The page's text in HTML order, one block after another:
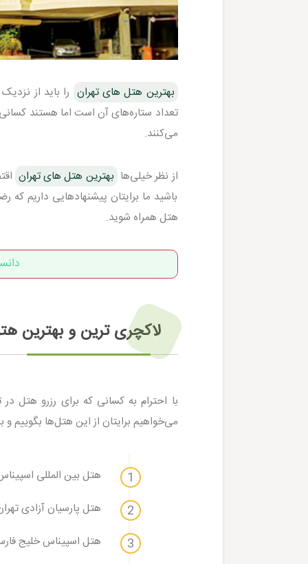
بهترین هتل های تهران را باید از
تعداد ستاره‌های آن است اما هستند
می‌کنند.
از نظر خیلی‌ها بهترین هتل‌ های تهران
باشید ما برایتان پیشنهاد‌هایی داریم
هتل همراه شوید.
لاکچری ترین و بهترین
می‌خواهیم برایتان از این هتل‌ها بگوییم و بهترین هتل های
هتل بین المللی
هتل پارسیان آزادی
هتل اسپیناس خلیج